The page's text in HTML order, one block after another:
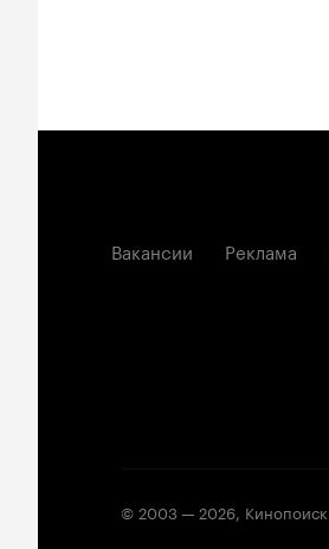
Вакансии Реклама
© 2003 —2026, Кинопоиск